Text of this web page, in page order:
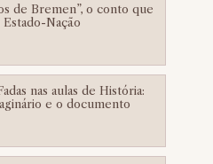
de Bremen”, o conto que
Nação
nas aulas de História:
e o documento